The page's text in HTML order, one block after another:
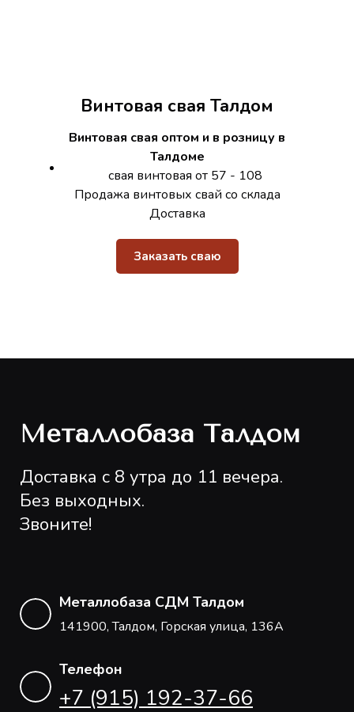
Винтовая свая Талдом
Винтовая свая оптом и в розницу в
Талдоме
свая винтовая от 57 - 108
Продажа винтовых свай со склада
Доставка
Заказать сваю
Металлобаза Талдом
Доставка с 8 утра до 11 вечера.
Без выходных.
Звоните!
Металлобаза СДМ Талдом
141900, Талдом, Горская улица, 136А
Телефон
+7 (915) 192-37-66